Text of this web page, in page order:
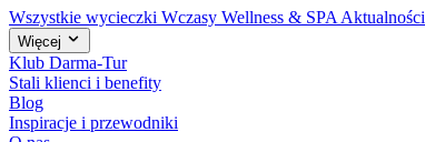
Wszystkie wycieczki Wczasy Wellness & SPA Aktualności
Więcej
Klub Darma-Tur
Stali klienci i benefity
Blog
Inspiracje i przewodniki